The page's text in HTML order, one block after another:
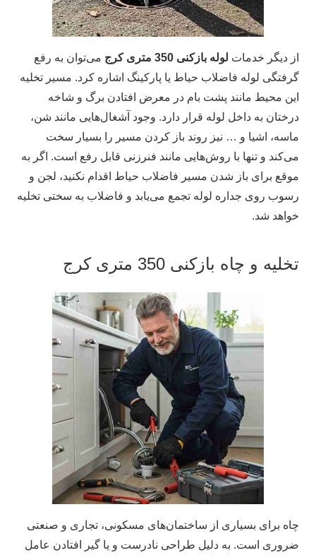
از دیگر خدمات لوله بازکنی 350 متری کرج
می‌توان به رفع
گرفتگی لوله فاضلاب حیاط یا پارکینگ اشاره کرد. مسیر تخلیه
این محیط مانند پشت بام در معرض افتادن برگ و شاخه
درختان به داخل لوله قرار دارد. وجود آشغال‌هایی مانند شن،
ماسه، اشیا و … نیز روند باز کردن مسیر را بسیار سخت
می‌کند و تنها با روش‌هایی مانند فنرزنی قابل رفع است. اگر به
موقع برای باز شدن مسیر فاضلاب حیاط اقدام نکنید، لجن و
رسوب روی جداره لوله تجمع می‌یابد و فاضلاب به سختی تخلیه
خواهد شد.
تخلیه و چاه بازکنی 350 متری کرج
چاه برای بسیاری از ساختمان‌های مسکونی، تجاری و صنعتی
ضروری است. به دلیل طراحی نادرست و یا گیر افتادن عامل